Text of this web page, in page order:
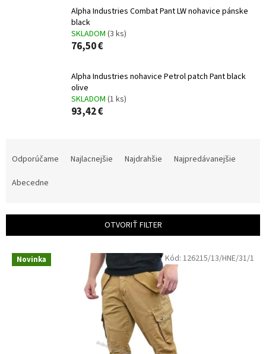
Alpha Industries Combat Pant LW nohavice pánske
black
SKLADOM (3 ks)
76,50 €
Alpha Industries nohavice Petrol patch Pant black
olive
SKLADOM (1 ks)
93,42 €
i
p
Odporúčame Najlacnejšie Najdrahšie
Najpredávanejšie
Abecedne
OTVORIŤ FILTER
Novinka Kód: 126215/13/HNE/31/1